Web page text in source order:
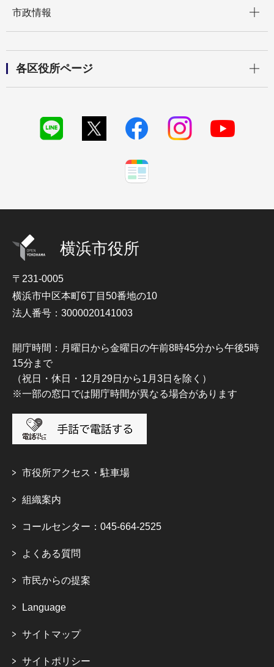
市政情報
各区役所ページ
横浜市役所
〒231-0005
横浜市中区本町6丁目50番地の10
法人番号：3000020141003
開庁時間：月曜日から金曜日の午前8時45分から午後5時
15分まで
（祝日・休日・12月29日から1月3日を除く）
※一部の窓口では開庁時間が異なる場合があります
市役所アクセス・駐車場
組織案内
コールセンター：045-664-2525
よくある質問
市民からの提案
Language
サイトマップ
サイトポリシー